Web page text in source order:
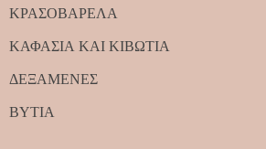
ΚΡΑΣΟΒΑΡΕΛΑ
ΚΑΦΑΣΙΑ ΚΑΙ ΚΙΒΩΤΙΑ
ΔΕΞΑΜΕΝΕΣ
ΒΥΤΙΑ